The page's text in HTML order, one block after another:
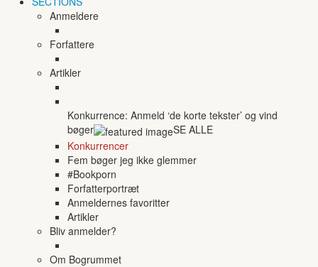
Anmeldere
Forfattere
Artikler
Konkurrence: Anmeld ‘de korte tekster’ og vind
bøger
SE ALLE
Konkurrencer
Fem bøger jeg ikke glemmer
#Bookporn
Forfatterportræt
Anmeldernes favoritter
Artikler
Bliv anmelder?
Om Bogrummet